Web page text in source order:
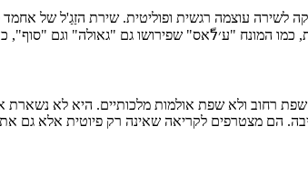
לשירה עוצמה רגשית ופוליטית. שירת הזַגַ'ל של
רחוב ולא שפת אולמות מלכותיים. היא לא
הם מצטרפים לקריאה שאינה רק פיוטית אלא גם